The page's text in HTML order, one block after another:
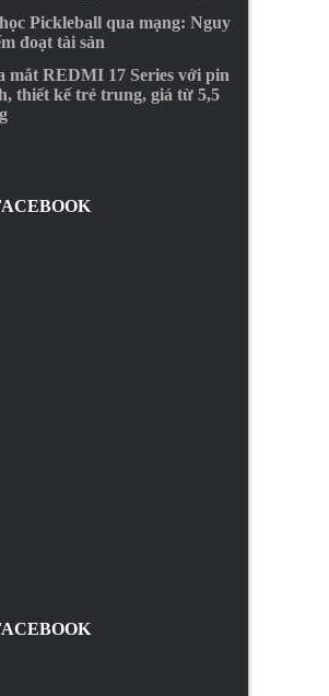
Pickleball qua mạng: Nguy
đoạt tài sản
mắt REDMI 17 Series với pin
thiết kế trẻ trung, giá từ 5,5